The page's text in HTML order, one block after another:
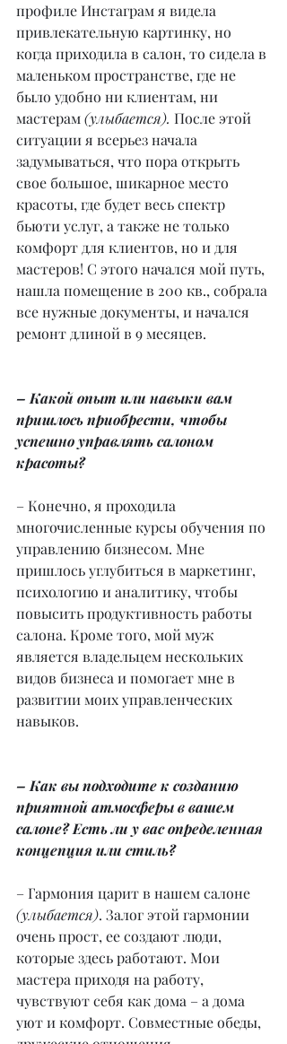
профиле Инстаграм я видела
привлекательную картинку, но
когда приходила в салон, то сидела в
маленьком пространстве, где не
было удобно ни клиентам, ни
мастерам (улыбается). После этой
ситуации я всерьез начала
задумываться, что пора открыть
свое большое, шикарное место
красоты, где будет весь спектр
бьюти услуг, а также не только
комфорт для клиентов, но и для
мастеров! С этого начался мой путь,
нашла помещение в 200 кв., собрала
все нужные документы, и начался
ремонт длиной в 9 месяцев.
– Какой опыт или навыки вам
пришлось приобрести, чтобы
успешно управлять салоном
красоты?
– Конечно, я проходила
многочисленные курсы обучения по
управлению бизнесом. Мне
пришлось углубиться в маркетинг,
психологию и аналитику, чтобы
повысить продуктивность работы
салона. Кроме того, мой муж
является владельцем нескольких
видов бизнеса и помогает мне в
развитии моих управленческих
навыков.
– Как вы подходите к созданию
приятной атмосферы в вашем
салоне? Есть ли у вас определенная
концепция или стиль?
– Гармония царит в нашем салоне
(улыбается). Залог этой гармонии
очень прост, ее создают люди,
которые здесь работают. Мои
мастера приходя на работу,
чувствуют себя как дома – а дома
уют и комфорт. Совместные обеды,